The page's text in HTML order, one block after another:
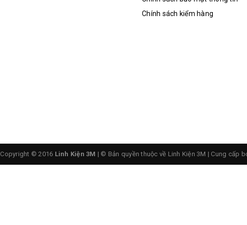
Chính sách kiểm hàng
Copyright © 2016 Linh Kiện 3M | © Bản quyền thuộc về Linh Kiện 3M | Cung cấp